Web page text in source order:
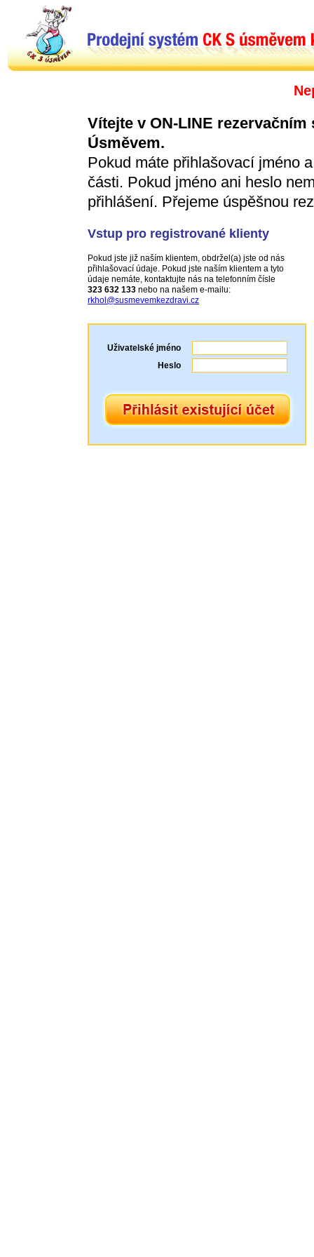
Vítejte v ON-LINE
Úsměvem.
Pokud máte přihlašovací jméno
části. Pokud jméno ani heslo
přihlášení. Přejeme úspěšnou
Vstup pro registrované klienty
Pokud jste již naším klientem, obdržel(a) jste od nás
přihlašovací údaje. Pokud jste naším klientem a tyto
údaje nemáte, kontaktujte nás na telefonním čísle
323 632 133 nebo na našem e-mailu:
rkhol@susmevemkezdravi.cz
Uživatelské jméno
Heslo